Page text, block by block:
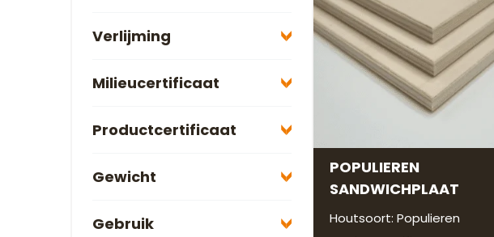
Verlijming
Milieucertificaat
Productcertificaat
Gewicht
Gebruik
POPULIEREN
SANDWICHPLAAT
Houtsoort: Populieren